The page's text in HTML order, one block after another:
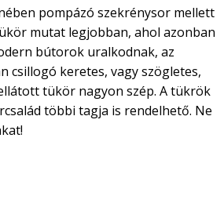
pompázó szekrénysor mellett
mutat legjobban, ahol azonban
bútorok uralkodnak, az
csillogó keretes, vagy szögletes,
tükör nagyon szép. A tükrök
többi tagja is rendelhető. Ne